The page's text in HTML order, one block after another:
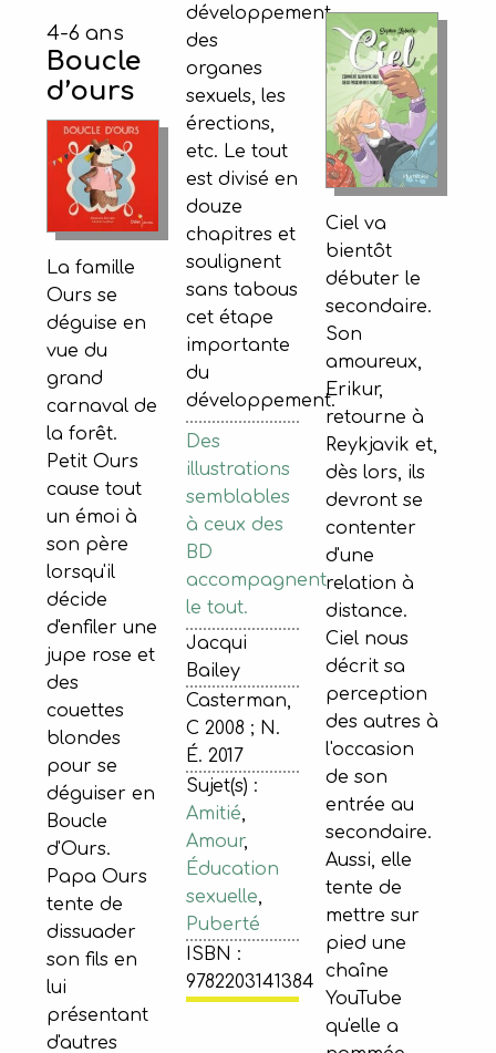
développement
des
organes
sexuels, les
érections,
etc. Le tout
est divisé en
douze
chapitres et
soulignent
sans tabous
cet étape
importante
du
développement.
Des
illustrations
semblables
à ceux des
BD
accompagnent
le tout.
Jacqui
Bailey
Casterman,
C 2008 ; N.
É. 2017
Sujet(s) :
Amitié
Amour,
Éducation
sexuelle
Puberté
ISBN :
9782203141384
4-6 ans
Boucle
d’ours
La famille
Ours se
déguise en
vue du
grand
carnaval de
la forêt.
Petit Ours
cause tout
un émoi à
son père
lorsqu'il
décide
d'enfiler une
jupe rose et
des
couettes
blondes
pour se
déguiser en
Boucle
d'Ours.
Papa Ours
tente de
dissuader
son fils en
lui
présentant
d'autres
Ciel va
bientôt
débuter le
secondaire.
Son
amoureux,
Erikur,
retourne à
Reykjavik et,
dès lors, ils
devront se
contenter
d'une
relation à
distance.
Ciel nous
décrit sa
perception
des autres à
l'occasion
de son
entrée au
secondaire.
Aussi, elle
tente de
mettre sur
pied une
chaîne
YouTube
qu'elle a